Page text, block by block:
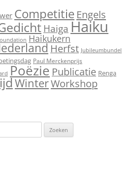
Competitie Engels
Haiga Haiku
Haikukern
Herfst Jubileumbundel
Paul Merckenprijs
Poëzie Publicatie Renga
WinterWorkshop